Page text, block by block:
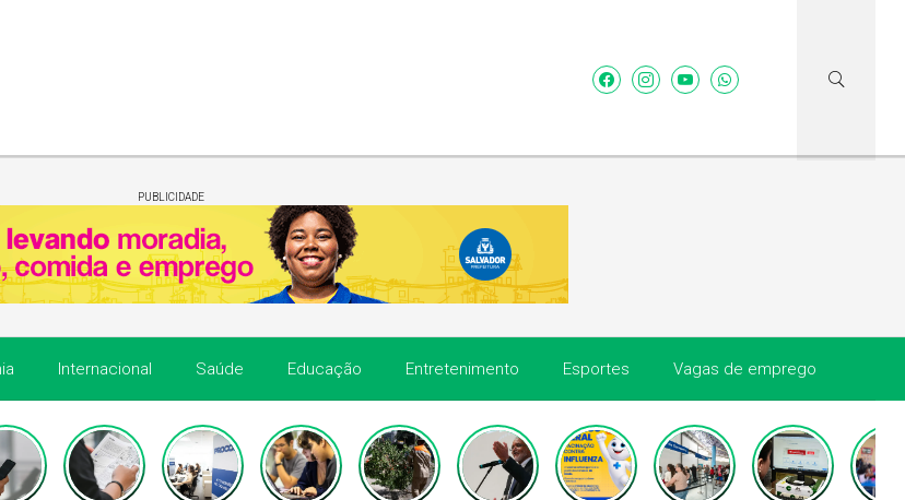
PUBLICIDADE
Internacional Saúde Educação Entretenimento Esportes Vagas de emprego